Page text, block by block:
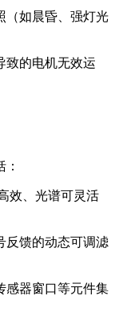
（如晨昏、强灯光
致的电机无效运
效、光谱可灵活
反馈的动态可调滤
感器窗口等元件集